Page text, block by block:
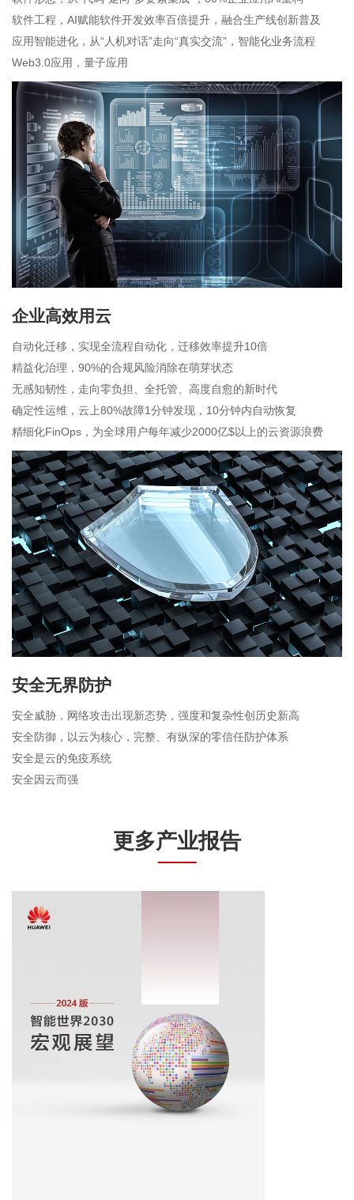
软件工程，AI赋能软件开发效率百倍提升，融合生产线创新普及
应用智能进化，从“人机对话”走向“真实交流”，智能化业务流程
Web3.0应用，量子应用
企业高效用云
自动化迁移，实现全流程自动化，迁移效率提升10倍
精益化治理，90%的合规风险消除在萌芽状态
无感知韧性，走向零负担、全托管、高度自愈的新时代
确定性运维，云上80%故障1分钟发现，10分钟内自动恢复
精细化FinOps，为全球用户每年减少2000亿$以上的云资源浪费
安全无界防护
安全威胁，网络攻击出现新态势，强度和复杂性创历史新高
安全防御，以云为核心，完整、有纵深的零信任防护体系
安全是云的免疫系统
安全因云而强
更多产业报告